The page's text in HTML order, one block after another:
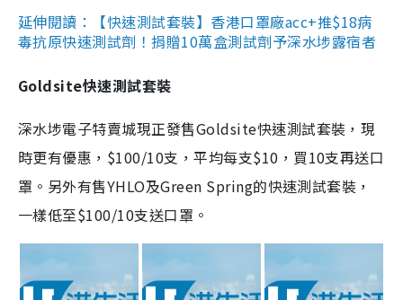
延伸閱讀：【快速測試套裝】香港口罩廠acc+推$18病
毒抗原快速測試劑！捐贈10萬盒測試劑予深水埗露宿者
Goldsite快速測試套裝
深水埗電子特賣城現正發售Goldsite快速測試套裝，現
時更有優惠，$100/10支，平均每支$10，買10支再送口
罩。另外有售YHLO及Green Spring的快速測試套裝，
一樣低至$100/10支送口罩。